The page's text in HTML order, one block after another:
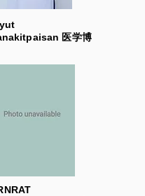
医学博